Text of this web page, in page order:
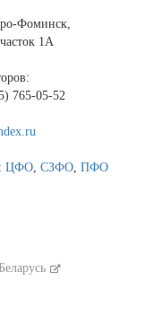
Фоминск,
1А
765-05-52
ЦФО, СЗФО, ПФО